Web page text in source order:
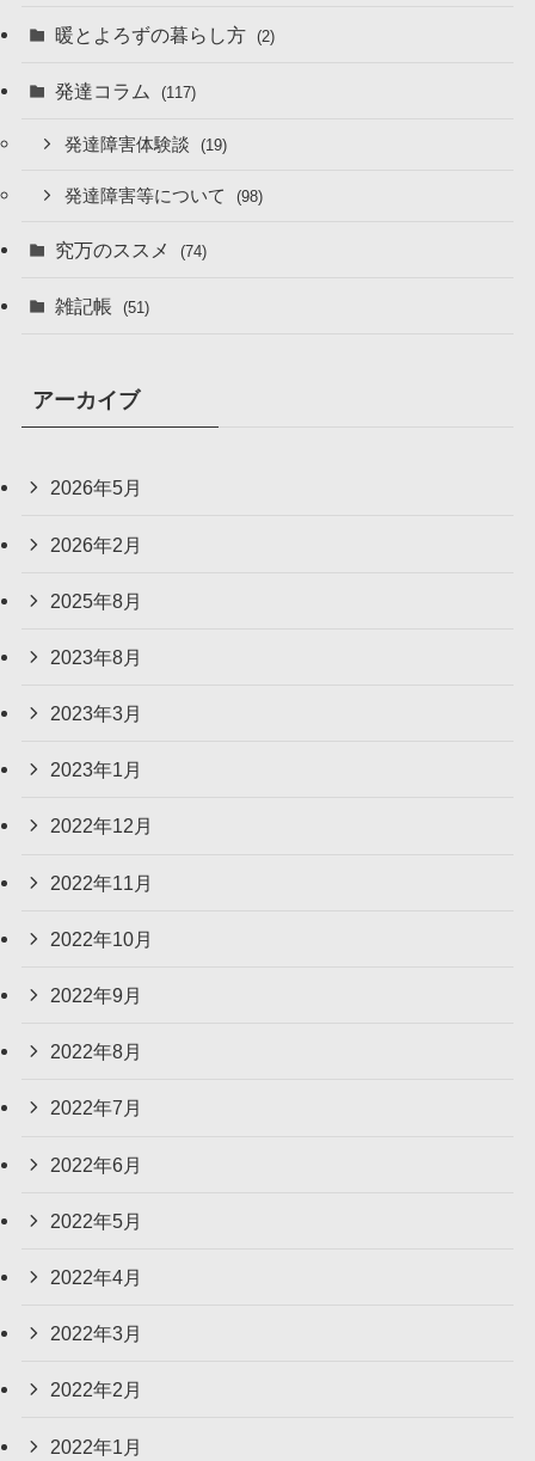
暖とよろずの暮らし方 (2)
発達コラム (117)
発達障害体験談 (19)
発達障害等について (98)
究万のススメ (74)
雑記帳 (51)
アーカイブ
2026年5月
2026年2月
2025年8月
2023年8月
2023年3月
2023年1月
2022年12月
2022年11月
2022年10月
2022年9月
2022年8月
2022年7月
2022年6月
2022年5月
2022年4月
2022年3月
2022年2月
2022年1月